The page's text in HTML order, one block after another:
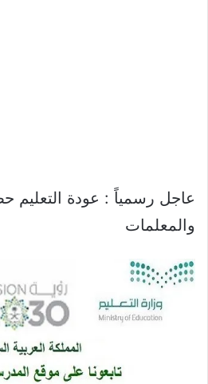
عاجل رسمياً : عودة التعليم
والمعلمات